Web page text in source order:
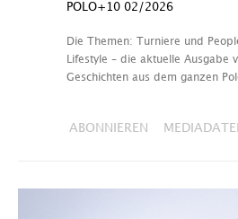
POLO+10 02/2026
Die Themen: Turniere und
Lifestyle – die aktuelle Ausgabe
Geschichten aus dem ganzen
ABONNIEREN